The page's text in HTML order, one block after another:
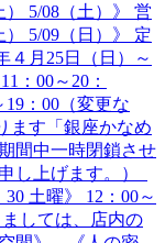
5/08（土）》 営
5/09（日）》 定
月25日（日）～
：00～20：
：00（変更な
ます「銀座かなめ
間中一時閉鎖させ
し上げます。）
土曜》 12：00～
しては、店内の